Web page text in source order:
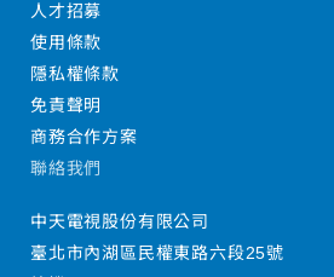
人才招募
使用條款
隱私權條款
免責聲明
商務合作方案
聯絡我們
中天電視股份有限公司
臺北市內湖區民權東路六段25號